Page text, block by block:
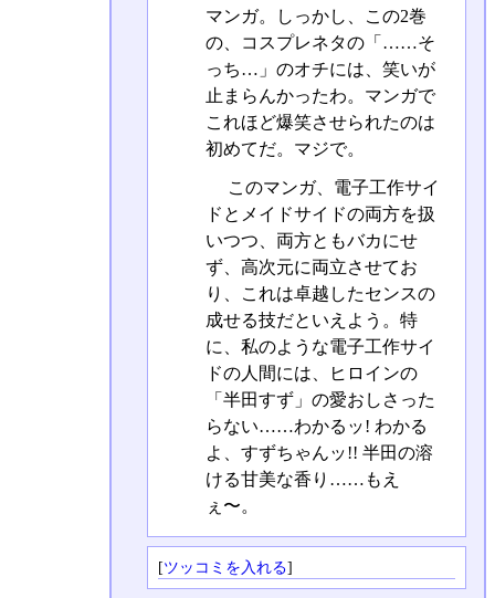
マンガ。しっかし、この2巻
の、コスプレネタの「……そ
っち…」のオチには、笑いが
止まらんかったわ。マンガで
これほど爆笑させられたのは
初めてだ。マジで。
このマンガ、電子工作サイ
ドとメイドサイドの両方を扱
いつつ、両方ともバカにせ
ず、高次元に両立させてお
り、これは卓越したセンスの
成せる技だといえよう。特
に、私のような電子工作サイ
ドの人間には、ヒロインの
「半田すず」の愛おしさった
らない……わかるッ! わかる
よ、すずちゃんッ!! 半田の溶
ける甘美な香り……もえ
ぇ〜。
[ツッコミを入れる]